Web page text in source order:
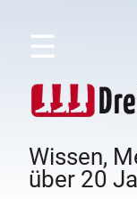
☰
Wissen,
über 20